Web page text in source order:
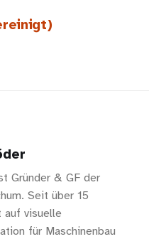
Gründer & GF der
Seit über 15
auf visuelle
für Maschinenbau